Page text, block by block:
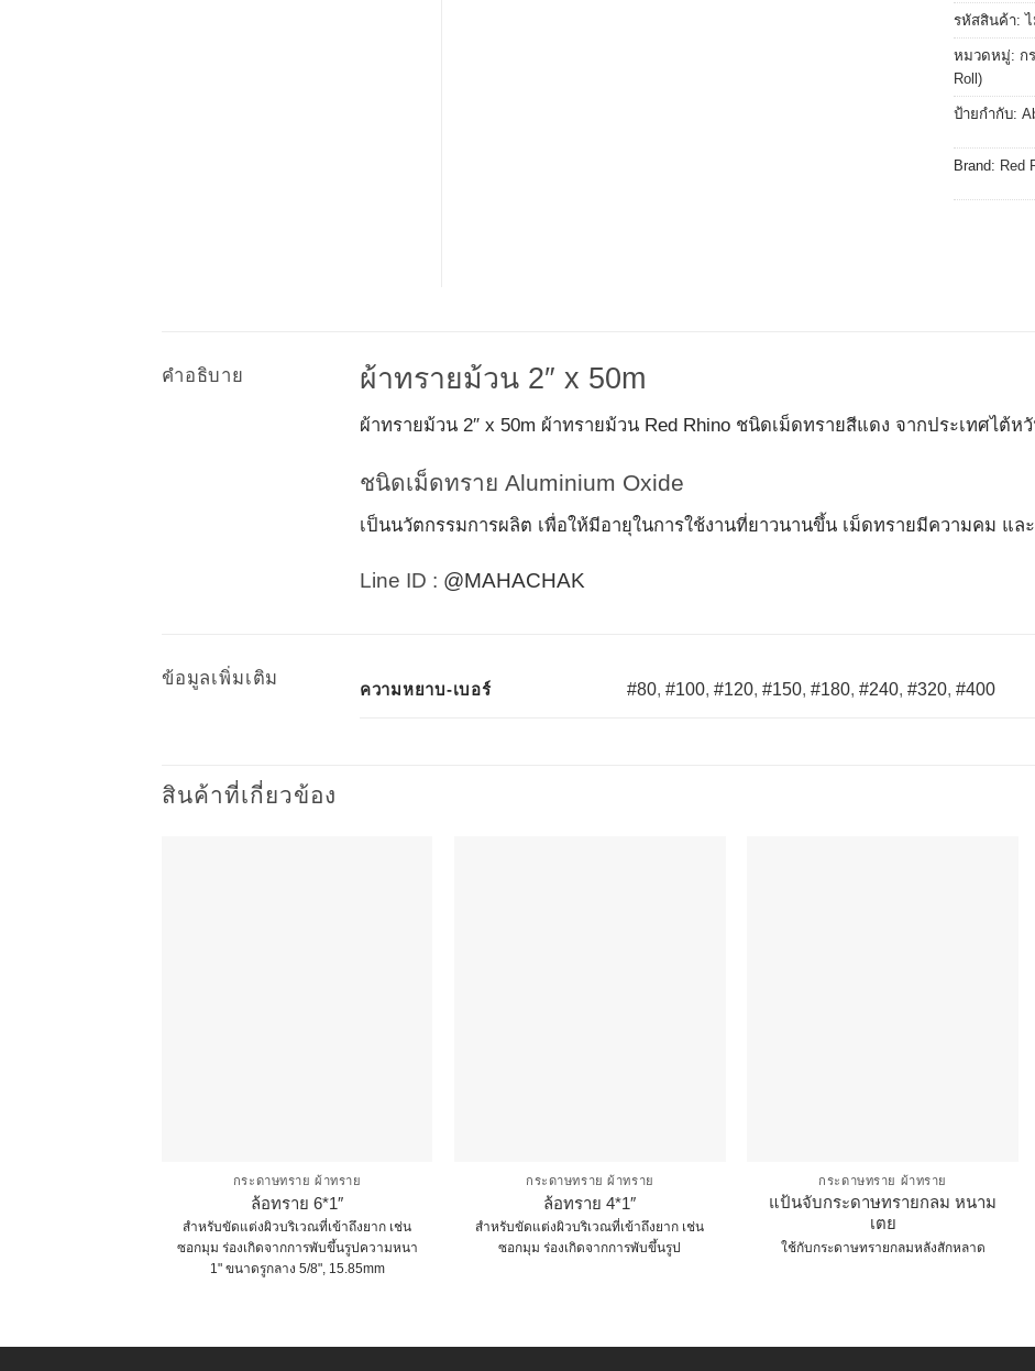
รหัสสินค้า:
หมวดหมู่: ก
Roll)
ป้ายกำกับ:
Brand: Red
คำอธิบาย ผ้าทรายม้วน 2″ x 50m
ผ้าทรายม้วน 2″ x 50m ผ้าทรายม้วน Red Rhino ชนิดเม็ดทรายสีแดง จากประเทศไต้ห
ชนิดเม็ดทราย Aluminium Oxide
เป็นนวัตกรรมการผลิต เพื่อให้มีอายุในการใช้งานที่ยาวนานขึ้น เม็ดทรายมีความคม แล
Line ID : @MAHACHAK
ข้อมูลเพิ่มเติม
ความหยาบ-เบอร์ #80,#100,#120,#150,#180,#240,#320,#400
สินค้าที่เกี่ยวข้อง
กระดาษทราย ผ้าทราย
ล้อทราย 6*1″
สำหรับขัดแต่งผิวบริเวณที่เข้าถึงยาก เช่น
ซอกมุม ร่องเกิดจากการพับขึ้นรูปความหนา
1" ขนาดรูกลาง 5/8", 15.85mm
has
กระดาษทราย ผ้าทราย
ล้อทราย 4*1″
สำหรับขัดแต่งผิวบริเวณที่เข้าถึงยาก เช่น
ซอกมุม ร่องเกิดจากการพับขึ้นรูป
multiple
กระดาษทราย ผ้าทราย
แป้นจับกระดาษทรายกลม หนาม
เตย
ใช้กับกระดาษทรายกลมหลังสักหลาด
multiple